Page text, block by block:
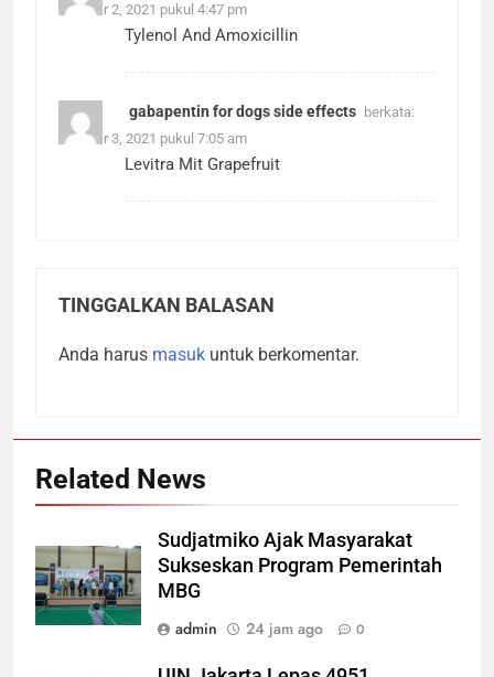
Oktober 2, 2021 pukul 4:47 pm
Tylenol And Amoxicillin
gabapentin for dogs side effects berkata:
Oktober 3, 2021 pukul 7:05 am
Levitra Mit Grapefruit
TINGGALKAN BALASAN
Anda harus masuk untuk berkomentar.
Related News
Sudjatmiko Ajak Masyarakat
Sukseskan Program Pemerintah
MBG
admin
24 jam ago 0